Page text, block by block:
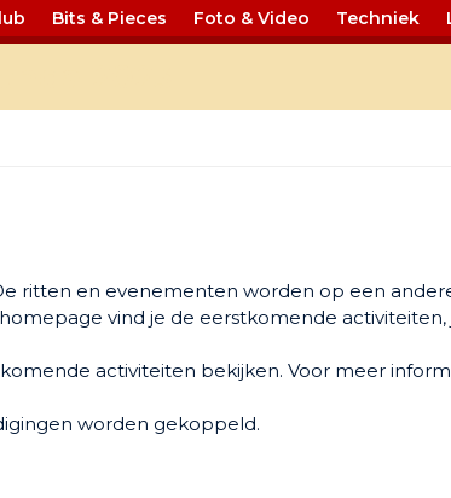
Bits & Pieces Foto & Video Techniek
ritten en evenementen worden op een
vind je de eerstkomende
komende activiteiten bekijken. Voor meer
worden gekoppeld.